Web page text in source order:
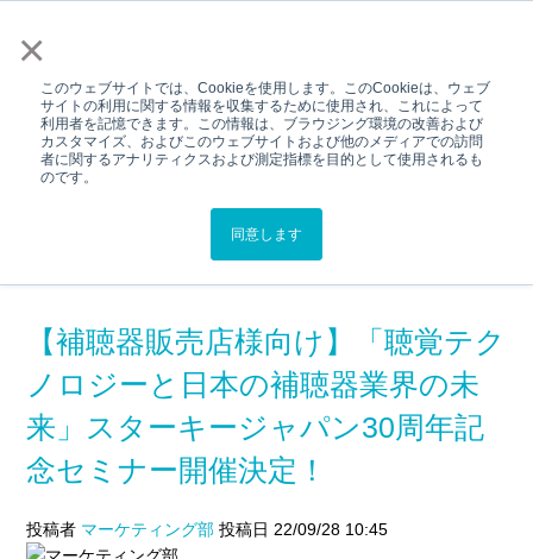
×
このウェブサイトでは、Cookieを使用します。このCookieは、ウェブ
サイトの利用に関する情報を収集するために使用され、これによって
利用者を記憶できます。この情報は、ブラウジング環境の改善および
カスタマイズ、およびこのウェブサイトおよび他のメディアでの訪問
者に関するアナリティクスおよび測定指標を目的として使用されるも
のです。
同意します
プレスリリース
スターキージャパンによるプレスリ
リースです。
【補聴器販売店様向け】「聴覚テク
ノロジーと日本の補聴器業界の未
来」スターキージャパン30周年記
念セミナー開催決定！
投稿者 マーケティング部投稿日 22/09/28 10:45